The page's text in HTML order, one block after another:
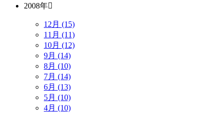
2008年
12月 (15)
11月 (11)
10月 (12)
9月 (14)
8月 (10)
7月 (14)
6月 (13)
5月 (10)
4月 (10)